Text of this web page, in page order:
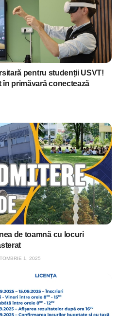
pentru studenții USVT!
primăvară conectează
de toamnă cu locuri
1, 2025